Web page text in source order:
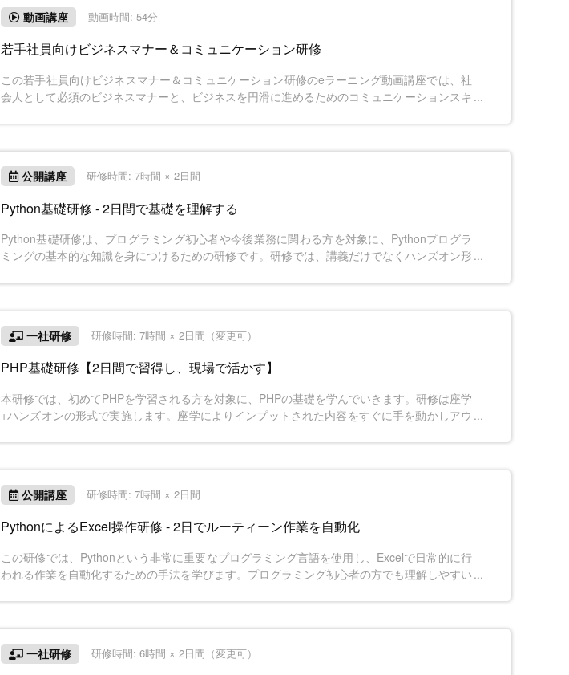
動画講座 動画時間: 54分
若手社員向けビジネスマナー＆コミュニケーション研修
この若手社員向けビジネスマナー＆コミュニケーション研修のeラーニング動画講座では、社
会人として必須のビジネスマナーと、ビジネスを円滑に進めるためのコミュニケーションスキ
ルや効果的な「伝える」スキルを具体的に学びます。年齢や価値観が異なる相手とも良好な関
公開講座
研修時間: 7時間 × 2日間
Python基礎研修 - 2日間で基礎を理解する
Python基礎研修は、プログラミング初心者や今後業務に関わる方を対象に、Pythonプログラ
ミングの基本的な知識を身につけるための研修です。研修では、講義だけでなくハンズオン形
用した計算処理の方法までを学習します
一社研修 研修時間: 7時間 × 2日間（変更可）
PHP基礎研修【2日間で習得し、現場で活かす】
本研修では、初めてPHPを学習される方を対象に、PHPの基礎を学んでいきます。研修は座学
+ハンズオンの形式で実施します。座学によりインプットされた内容をすぐに手を動かしアウ
公開講座 研修時間: 7時間 × 2日間
PythonによるExcel操作研修 - 2日でルーティーン作業を自動化
この研修では、Pythonという非常に重要なプログラミング言語を使用し、Excelで日常的に行
われる作業を自動化するための手法を学びます。プログラミング初心者の方でも理解しやすい
できます。Excelファイルの自動処理やデータ集計、報告書の自動生成など、Pythonを用いる
一社研修
研修時間: 6時間 × 2日間（変更可）